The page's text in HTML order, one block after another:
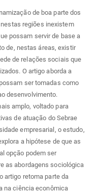
de boa parte dos
regiões inexistem
possam servir de base a
de, nestas áreas, existir
de relações sociais que
O artigo aborda a
ser tomadas como
desenvolvimento.
amplo, voltado para
de atuação do Sebrae
empresarial, o estudo,
a hipótese de que as
opção podem ser
as abordagens sociológica
artigo retoma parte da
na ciência econômica